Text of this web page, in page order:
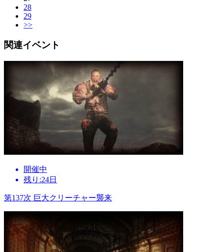
28
29
>>
関連イベント
開催中
残り:24日
第137次 巨大クリーチャー襲来